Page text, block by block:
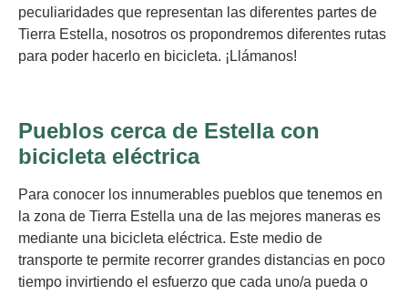
peculiaridades que representan las diferentes partes de
Tierra Estella, nosotros os propondremos diferentes rutas
para poder hacerlo en bicicleta. ¡Llámanos!
Pueblos cerca de Estella con
bicicleta eléctrica
Para conocer los innumerables pueblos que tenemos en
la zona de Tierra Estella una de las mejores maneras es
mediante una bicicleta eléctrica. Este medio de
transporte te permite recorrer grandes distancias en poco
tiempo invirtiendo el esfuerzo que cada uno/a pueda o